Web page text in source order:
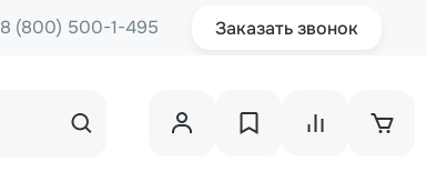
8 (800) 500-1-495 Заказать звонок